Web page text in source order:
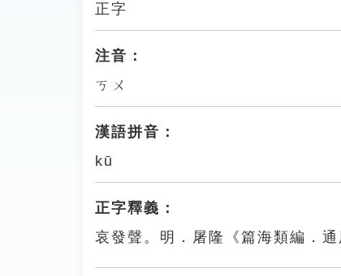
正字
注音：
ㄎㄨ
漢語拼音：
kū
正字釋義：
哀發聲。明．屠隆《篇海類編．通